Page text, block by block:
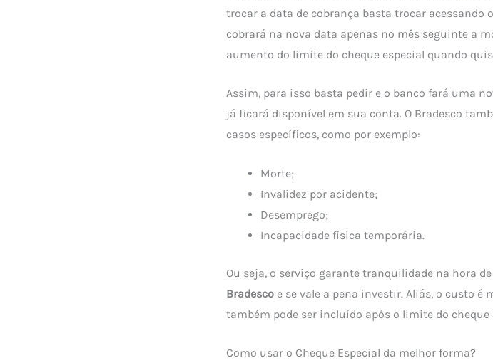
trocar a data de cobrança basta trocar acessando
cobrará na nova data apenas no mês seguinte a
aumento do limite do cheque especial quando
Assim, para isso basta pedir e o banco fará uma
já ficará disponível em sua conta. O Bradesco
casos específicos, como por exemplo:
Morte;
Invalidez por acidente;
Desemprego;
Incapacidade física temporária.
Ou seja, o serviço garante tranquilidade na hora
Bradesco e se vale a pena investir. Aliás, o custo é
também pode ser incluído após o limite do cheque
Como usar o Cheque Especial da melhor forma?